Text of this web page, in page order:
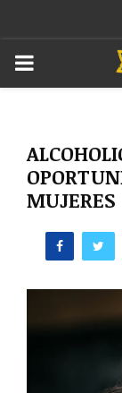
PRIMARY
MUJERES